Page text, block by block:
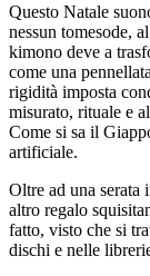
Questo Natale
nessun tomesode,
kimono deve a
come una
rigidità imposta
misurato, rituale e
Come si sa il
artificiale.
Oltre ad una serata
altro regalo
fatto, visto che si
dischi e nelle